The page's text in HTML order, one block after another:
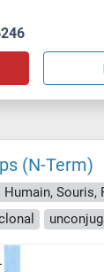
(N-Term)